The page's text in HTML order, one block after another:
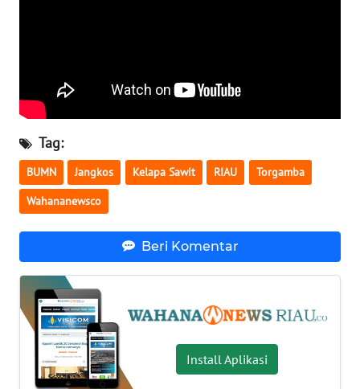
Tag:
BUMN Jangkos Kelapa Sawit RIAU Torgamba
Wahananewsco
Beri Komentar
Install Aplikasi
WN
SULBAR
WN
BABEL
WN
SUMSEL
WN
BENGKULU